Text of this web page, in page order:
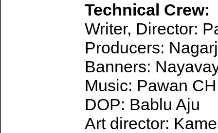
Technical Crew:
Writer, Director:
Producers:
Banners:
Music: Pawan CH
DOP: Bablu Aju
Art director: